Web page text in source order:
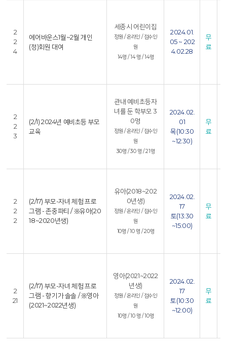
2
2
4
에어바운스1월~2월 개인
(정)회원 대여
세종시 어린이집
정원 / 온라인 / 접수인
원
14명 / 14 명 / 14명
2024.01.
05 ~ 202
4.02.28
무
료
2
2
3
(2/1) 2024년 예비초등 부모
교육
관내 예비초등자
녀를 둔 학부모 3
0명
정원 / 온라인 / 접수인
원
30명 / 30 명 / 21명
2024.02.
01
목(10:30
~12:30)
무
료
2
2
2
(2/17) 부모-자녀 체험 프로
그램 - 존중파티 / ※유아(20
18~2020년생)
유아(2018~202
0년생)
정원 / 온라인 / 접수인
원
10명 / 10 명 / 20명
2024.02.
17
토(13:30
~15:00)
무
료
2
21
(2/17) 부모-자녀 체험 프로
그램 - 향기가 솔솔 / ※영아
(2021~2022년생)
영아(2021~2022
년생)
정원 / 온라인 / 접수인
원
10명 / 10 명 / 10명
2024.02.
17
토(10:30
~12:00)
무
료